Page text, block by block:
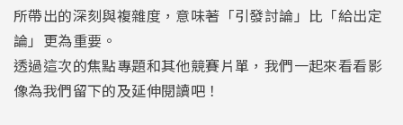
所帶出的深刻與複雜度，意味著「引發討論」比「給出定
論」更為重要。
透過這次的焦點專題和其他競賽片單，我們一起來看看影
像為我們留下的及延伸閱讀吧！